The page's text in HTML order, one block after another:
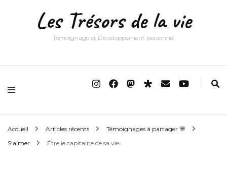
Les Trésors de la vie
Témoignage et Développement personnel
Accueil Articles récents
Témoignages à partager 💬
S'aimer
Être le capitaine de sa vie